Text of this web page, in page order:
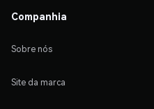
Companhia
Sobre nós
Site da marca